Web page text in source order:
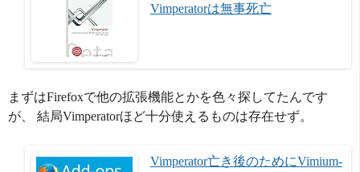
Vimperatorは無事死亡
まずはFirefoxで他の拡張機能とかを色々探してたんです
が、 結局Vimperatorほど十分使えるものは存在せず。
Vimperator亡き後のためにVimium-